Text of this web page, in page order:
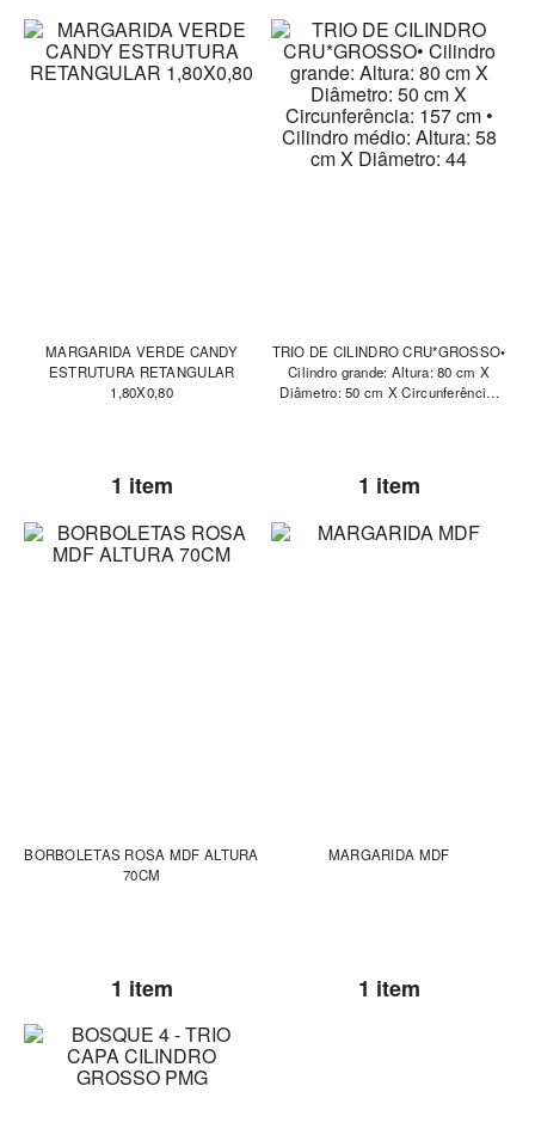
MARGARIDA VERDE CANDY
ESTRUTURA RETANGULAR
1,80X0,80
1 item
TRIO DE CILINDRO CRU*GROSSO•
Cilindro grande: Altura: 80 cm X
Diâmetro: 50 cm X Circunferência:
1 item
BORBOLETAS ROSA MDF ALTURA
70CM
1 item
MARGARIDA MDF
1 item